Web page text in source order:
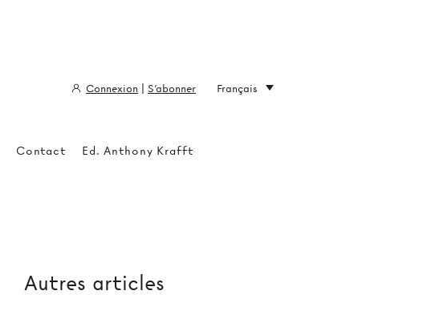
Autres articles
Contact Ed. Anthony Krafft
Connexion S'abonner Français